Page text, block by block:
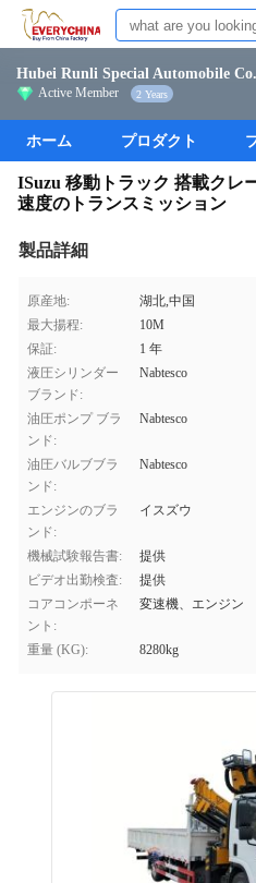
Hubei Runli Special Automobile
Active Member 2 Years
ホーム プロダクト
ISuzu 移動トラック 搭載クレ
速度のトランスミッション
製品詳細
原産地:
湖北,中国
最大揚程:
10M
保証:
1 年
液圧シリンダー
ブランド:
Nabtesco
油圧ポンプ ブラ
ンド:
Nabtesco
油圧バルブブラ
ンド:
Nabtesco
エンジンのブラ
ンド:
イスズウ
機械試験報告書:
提供
ビデオ出勤検査:
提供
コアコンポーネ
ント:
変速機、エンジン
重量 (KG): 8280kg